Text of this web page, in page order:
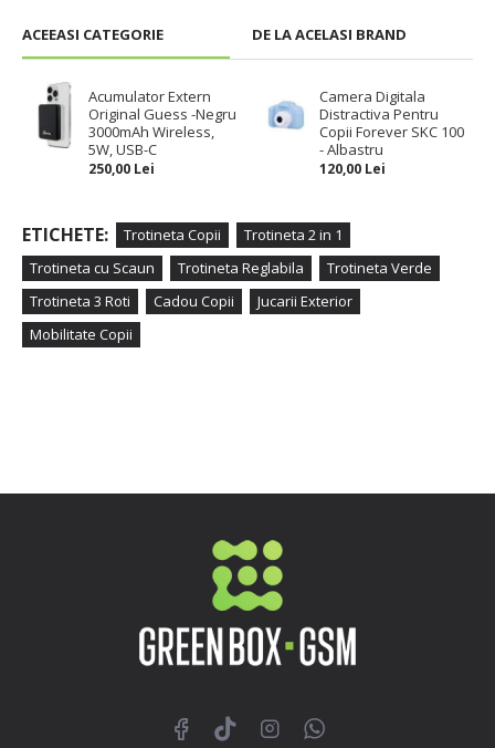
ACEEASI CATEGORIE DE LA ACELASI BRAND
Acumulator Extern
Original Guess -Negru
3000mAh Wireless,
5W, USB-C
250,00 Lei
Camera Digitala
Distractiva Pentru
Copii Forever SKC 100
- Albastru
120,00 Lei
ETICHETE: Trotineta Copii
Trotineta 2 in 1
Trotineta cu Scaun
Trotineta Reglabila
Trotineta Verde
Trotineta 3 Roti
Cadou Copii
Jucarii Exterior
Mobilitate Copii